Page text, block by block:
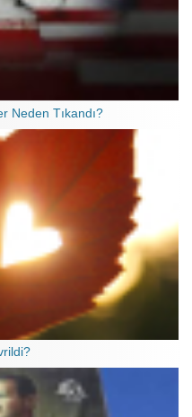
Neden Tıkandı?